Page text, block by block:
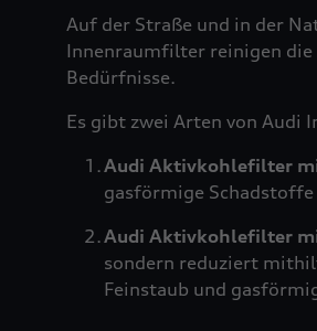
Auf der Straße und in der
Innenraumfilter reinigen die
Bedürfnisse.
Es gibt zwei Arten von Audi
Audi Aktivkohlefilter
gasförmige Schadstoffe
Audi Aktivkohlefilter
sondern reduziert
Feinstaub und